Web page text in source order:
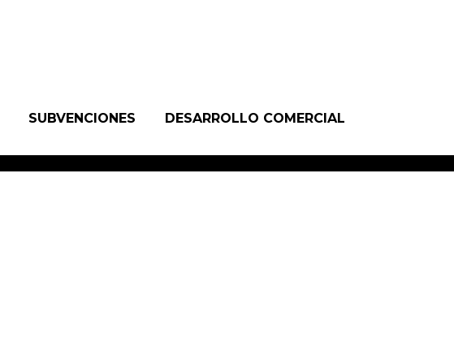
SUBVENCIONES DESARROLLO COMERCIAL